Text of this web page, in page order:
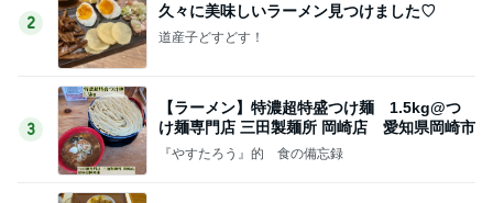
2
久々に美味しいラーメン見つけました♡
道産子どすどす！
3
【ラーメン】特濃超特盛つけ麺 1.5kg@つ
け麺専門店 三田製麺所 岡崎店 愛知県岡崎市
『やすたろう』的 食の備忘録